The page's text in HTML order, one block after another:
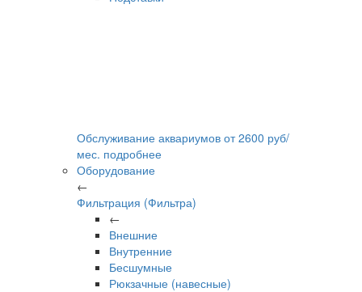
Обслуживание аквариумов от2600 руб/
мес. подробнее
Оборудование
←
Фильтрация (Фильтра)
←
Внешние
Внутренние
Бесшумные
Рюкзачные (навесные)